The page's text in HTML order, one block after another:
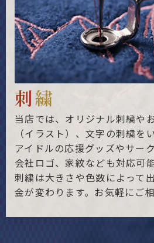
刺繍
当店では、オリジナル刺繍や
（イラスト）、文字の刺繍を
アイドルの応援グッズやサー
会社ロゴ、家紋なども対応可能
刺繍は大きさや色数によって
金が変わります。お気軽にご